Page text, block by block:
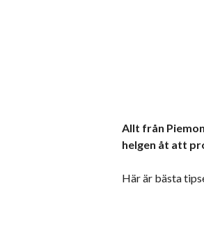
Allt från
helgen åt att
Här är bästa